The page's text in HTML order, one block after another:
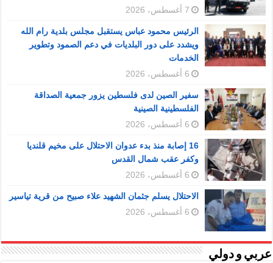
7 أغسطس، 2026
الرئيس محمود عباس يستقبل مجلس بلدية رام الله
ويشدد على دور البلديات في دعم الصمود وتطوير
الخدمات
6 أغسطس، 2026
سفير الصين لدى فلسطين يزور جمعية الصداقة
الفلسطينية الصينية
6 أغسطس، 2026
16 إصابة منذ بدء عدوان الاحتلال على مخيم قلنديا
وكفر عقب شمال القدس
6 أغسطس، 2026
الاحتلال يسلم جثمان الشهيد علاء صبيح من قرية تياسير
6 أغسطس، 2026
عربي و دولي